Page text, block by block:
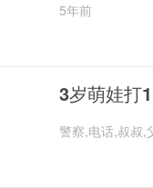
5年前
3岁萌娃打
警察,电话,叔叔,